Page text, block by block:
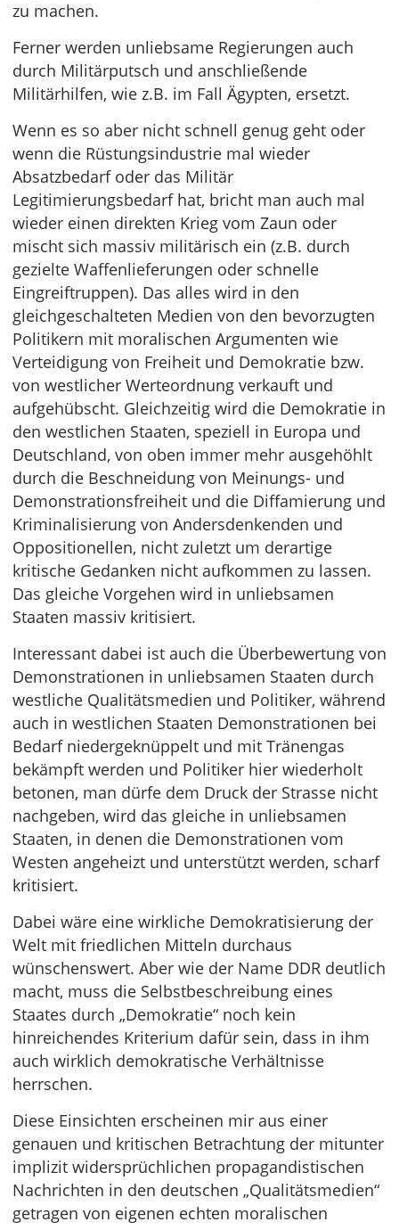
zu machen.
Ferner werden unliebsame Regierungen auch
durch Militärputsch und anschließende
Militärhilfen, wie z.B. im Fall Ägypten, ersetzt.
Wenn es so aber nicht schnell genug geht oder
wenn die Rüstungsindustrie mal wieder
Absatzbedarf oder das Militär
Legitimierungsbedarf hat, bricht man auch mal
wieder einen direkten Krieg vom Zaun oder
mischt sich massiv militärisch ein (z.B. durch
gezielte Waffenlieferungen oder schnelle
Eingreiftruppen). Das alles wird in den
gleichgeschalteten Medien von den bevorzugten
Politikern mit moralischen Argumenten wie
Verteidigung von Freiheit und Demokratie bzw.
von westlicher Werteordnung verkauft und
aufgehübscht. Gleichzeitig wird die Demokratie in
den westlichen Staaten, speziell in Europa und
Deutschland, von oben immer mehr ausgehöhlt
durch die Beschneidung von Meinungs- und
Demonstrationsfreiheit und die Diffamierung und
Kriminalisierung von Andersdenkenden und
Oppositionellen, nicht zuletzt um derartige
kritische Gedanken nicht aufkommen zu lassen.
Das gleiche Vorgehen wird in unliebsamen
Staaten massiv kritisiert.
Interessant dabei ist auch die Überbewertung von
Demonstrationen in unliebsamen Staaten durch
westliche Qualitätsmedien und Politiker, während
auch in westlichen Staaten Demonstrationen bei
Bedarf niedergeknüppelt und mit Tränengas
bekämpft werden und Politiker hier wiederholt
betonen, man dürfe dem Druck der Strasse nicht
nachgeben, wird das gleiche in unliebsamen
Staaten, in denen die Demonstrationen vom
Westen angeheizt und unterstützt werden, scharf
kritisiert.
Dabei wäre eine wirkliche Demokratisierung der
Welt mit friedlichen Mitteln durchaus
wünschenswert. Aber wie der Name DDR deutlich
macht, muss die Selbstbeschreibung eines
Staates durch „Demokratie“ noch kein
hinreichendes Kriterium dafür sein, dass in ihm
auch wirklich demokratische Verhältnisse
herrschen.
Diese Einsichten erscheinen mir aus einer
genauen und kritischen Betrachtung der mitunter
implizit widersprüchlichen propagandistischen
Nachrichten in den deutschen „Qualitätsmedien“
getragen von eigenen echten moralischen